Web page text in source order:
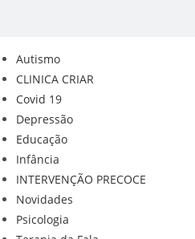
Autismo
CLINICA CRIAR
Covid 19
Depressão
Educação
Infância
INTERVENÇÃO PRECOCE
Novidades
Psicologia